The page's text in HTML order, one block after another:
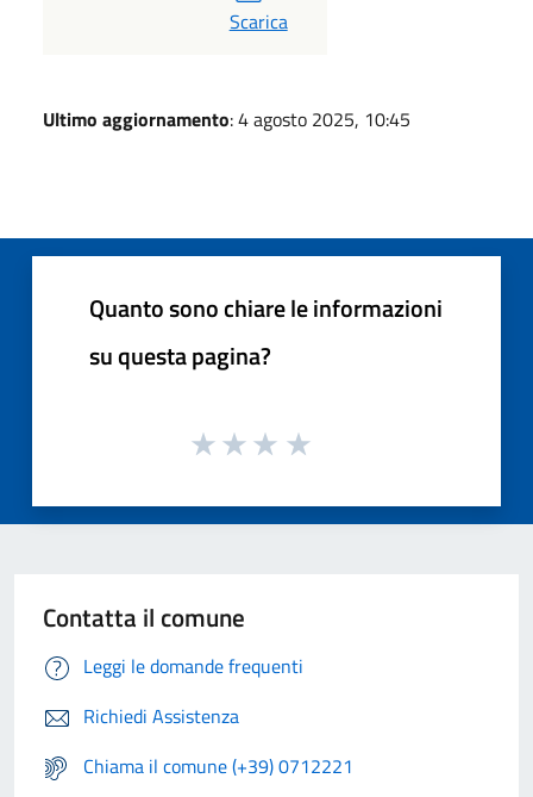
PDF
Scarica
Ultimo aggiornamento: 4 agosto 2025, 10:45
Quanto sono chiare le informazioni
su questa pagina?
Contatta il comune
Leggi le domande frequenti
Richiedi Assistenza
Chiama il comune (+39) 0712221